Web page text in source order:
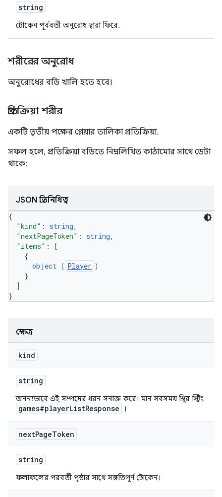
string
টোকেন পূর্ববর্তী অনুরোধ দ্বারা ফিরে.
শরীরের অনুরোধ
অনুরোধের বডি খালি হতে হবে।
প্রতিক্রিয়া শরীর
একটি তৃতীয় পক্ষের প্লেয়ার তালিকা প্রতিক্রিয়া.
সফল হলে, প্রতিক্রিয়া বডিতে নিম্নলিখিত কাঠামোর সাথে ডেটা
থাকে:
JSON প্রতিনিধিত্ব
{
"kind" : string,
"nextPageToken" : string,
"items" :
[
{
object ( Player )
}
]
}
ক্ষেত্র
kind
string
অনন্যভাবে এই সম্পদের ধরন সনাক্ত করে। মান সবসময় স্থির স্ট্রিং
games#playerListResponse ।
nextPageToken
string
ফলাফলের পরবর্তী পৃষ্ঠার সাথে সঙ্গতিপূর্ণ টোকেন।